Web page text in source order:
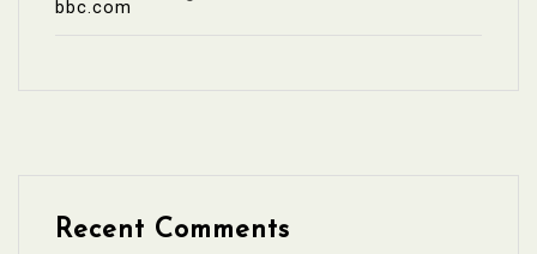
bbc.com
Recent Comments